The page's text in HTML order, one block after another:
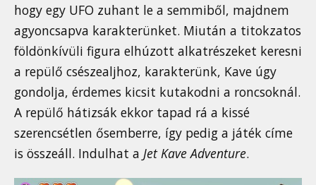
hogy egy UFO zuhant le a semmiből, majdnem
agyoncsapva karakterünket. Miután a titokzatos
földönkívüli figura elhúzott alkatrészeket keresni
a repülő csészealjhoz, karakterünk, Kave úgy
gondolja, érdemes kicsit kutakodni a roncsoknál.
A repülő hátizsák ekkor tapad rá a kissé
szerencsétlen ősemberre, így pedig a játék címe
is összeáll. Indulhat a Jet Kave Adventure.